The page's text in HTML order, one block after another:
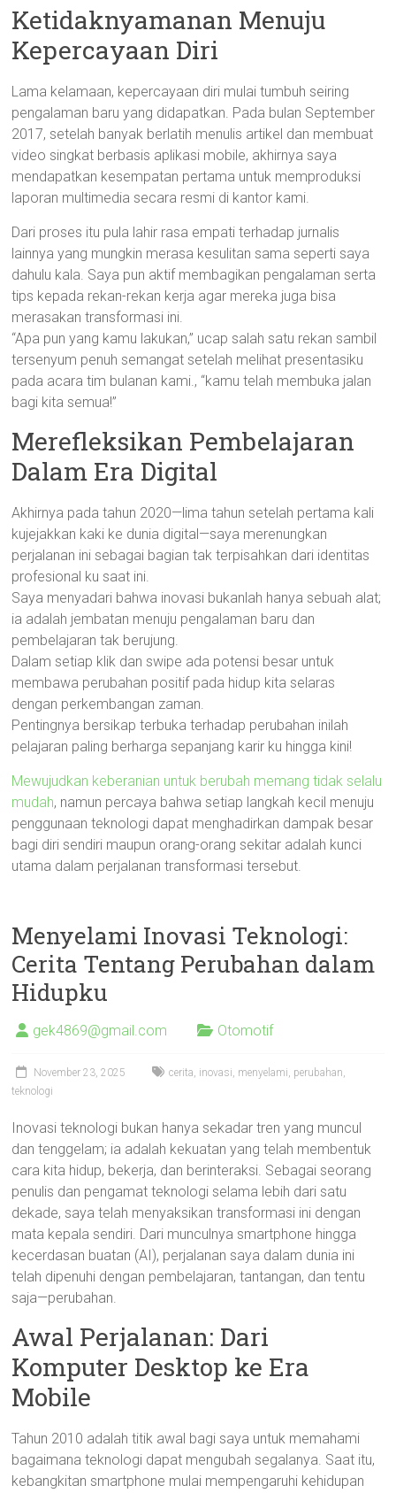
Ketidaknyamanan Menuju
Kepercayaan Diri
Lama kelamaan, kepercayaan diri mulai tumbuh seiring
pengalaman baru yang didapatkan. Pada bulan September
2017, setelah banyak berlatih menulis artikel dan membuat
video singkat berbasis aplikasi mobile, akhirnya saya
mendapatkan kesempatan pertama untuk memproduksi
laporan multimedia secara resmi di kantor kami.
Dari proses itu pula lahir rasa empati terhadap jurnalis
lainnya yang mungkin merasa kesulitan sama seperti saya
dahulu kala. Saya pun aktif membagikan pengalaman serta
tips kepada rekan-rekan kerja agar mereka juga bisa
merasakan transformasi ini.
“Apa pun yang kamu lakukan,” ucap salah satu rekan sambil
tersenyum penuh semangat setelah melihat presentasiku
pada acara tim bulanan kami., “kamu telah membuka jalan
bagi kita semua!”
Merefleksikan Pembelajaran
Dalam Era Digital
Akhirnya pada tahun 2020—lima tahun setelah pertama kali
kujejakkan kaki ke dunia digital—saya merenungkan
perjalanan ini sebagai bagian tak terpisahkan dari identitas
profesional ku saat ini.
Saya menyadari bahwa inovasi bukanlah hanya sebuah alat;
ia adalah jembatan menuju pengalaman baru dan
pembelajaran tak berujung.
Dalam setiap klik dan swipe ada potensi besar untuk
membawa perubahan positif pada hidup kita selaras
dengan perkembangan zaman.
Pentingnya bersikap terbuka terhadap perubahan inilah
pelajaran paling berharga sepanjang karir ku hingga kini!
Mewujudkan keberanian untuk berubah memang tidak selalu
mudah, namun percaya bahwa setiap langkah kecil menuju
penggunaan teknologi dapat menghadirkan dampak besar
bagi diri sendiri maupun orang-orang sekitar adalah kunci
utama dalam perjalanan transformasi tersebut.
Menyelami Inovasi Teknologi:
Cerita Tentang Perubahan dalam
Hidupku
gek4869@gmail.com Otomotif
November 23, 2025 cerita, inovasi, menyelami, perubahan,
teknologi
Inovasi teknologi bukan hanya sekadar tren yang muncul
dan tenggelam; ia adalah kekuatan yang telah membentuk
cara kita hidup, bekerja, dan berinteraksi. Sebagai seorang
penulis dan pengamat teknologi selama lebih dari satu
dekade, saya telah menyaksikan transformasi ini dengan
mata kepala sendiri. Dari munculnya smartphone hingga
kecerdasan buatan (AI), perjalanan saya dalam dunia ini
telah dipenuhi dengan pembelajaran, tantangan, dan tentu
saja—perubahan.
Awal Perjalanan: Dari
Komputer Desktop ke Era
Mobile
Tahun 2010 adalah titik awal bagi saya untuk memahami
bagaimana teknologi dapat mengubah segalanya. Saat itu,
kebangkitan smartphone mulai mempengaruhi kehidupan